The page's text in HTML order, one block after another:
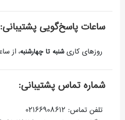
ساعات پاسخ‌گویی پشتیبانی:
روزهای کاریشنبه تا چهارشنبه، از
شماره تماس پشتیبانی:
تلفن تماس: 02166908612